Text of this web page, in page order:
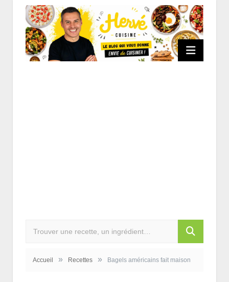
Accueil » Recettes » Bagels américains fait maison